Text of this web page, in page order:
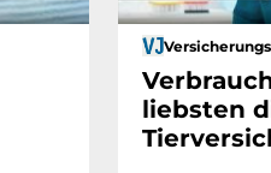
liebsten